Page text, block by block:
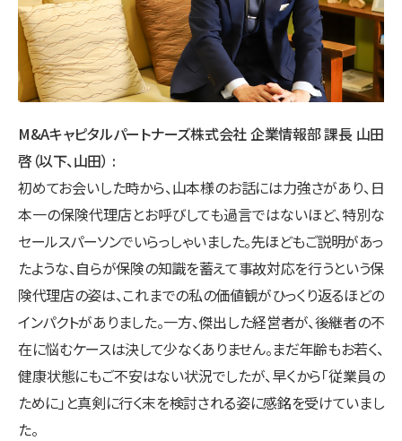
M&Aキャピタルパートナーズ株式会社 企業情報部 課長 山田
啓（以下、山田）
初めてお会いした時から、山本様のお話には力強さがあり、日
本一の保険代理店とお呼びしても過言ではないほど、特別な
セールスパーソンでいらっしゃいました。先ほどもご説明があっ
たような、自らが保険の知識を蓄えて事故対応を行うという保
険代理店の姿は、これまでの私の価値観がひっくり返るほどの
インパクトがありました。一方、傑出した経営者が、後継者の不
在に悩むケースは決して少なくありません。まだ年齢もお若く、
健康状態にもご不安はない状況でしたが、早くから「従業員の
ために」と真剣に行く末を検討される姿に感銘を受けていまし
た。